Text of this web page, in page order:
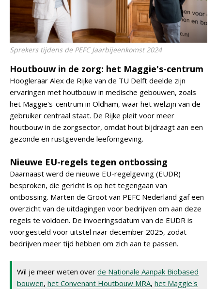
Sprekers tijdens de PEFC Jaarbijeenkomst 2024
Houtbouw in de zorg: het Maggie's-centrum
Hoogleraar Alex de Rijke van de TU Delft deelde zijn
ervaringen met houtbouw in medische gebouwen, zoals
het Maggie's-centrum in Oldham, waar het welzijn van de
gebruiker centraal staat. De Rijke pleit voor meer
houtbouw in de zorgsector, omdat hout bijdraagt aan een
gezonde en rustgevende leefomgeving.
Nieuwe EU-regels tegen ontbossing
Daarnaast werd de nieuwe EU-regelgeving (EUDR)
besproken, die gericht is op het tegengaan van
ontbossing. Marten de Groot van PEFC Nederland gaf een
overzicht van de uitdagingen voor bedrijven om aan deze
regels te voldoen. De invoeringsdatum van de EUDR is
voorgesteld voor uitstel naar december 2025, zodat
bedrijven meer tijd hebben om zich aan te passen.
Wil je meer weten over de Nationale Aanpak Biobased
bouwen, het Convenant Houtbouw MRA, het Maggie's